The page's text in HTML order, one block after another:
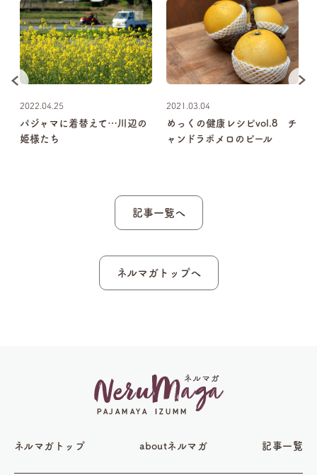
2022.04.25
パジャマに着替えて…川辺の
姫様たち
2021.03.04
めっくの健康レシピvol.8 チ
ャンドラポメロのピール
記事一覧へ
ネルマガトップへ
ネルマガトップ aboutネルマガ 記事一覧